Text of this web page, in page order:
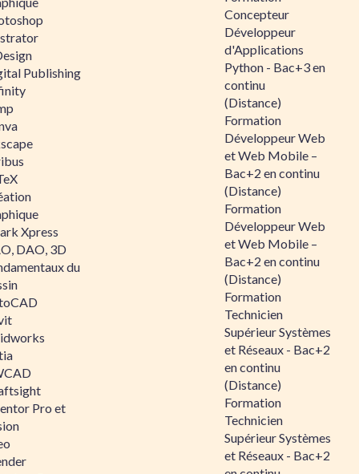
Publishing
Xpress
DAO, 3D
du
Pro et
Concepteur
Développeur
d'Applications
Python - Bac+3 en
continu
(Distance)
Formation
Développeur Web
et Web Mobile –
Bac+2 en continu
(Distance)
Formation
Développeur Web
et Web Mobile –
Bac+2 en continu
(Distance)
Formation
Technicien
Supérieur Systèmes
et Réseaux - Bac+2
en continu
(Distance)
Formation
Technicien
Supérieur Systèmes
et Réseaux - Bac+2